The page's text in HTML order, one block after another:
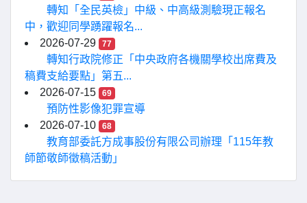
轉知「全民英檢」中級、中高級測驗現正報名
中，歡迎同學踴躍報名...
2026-07-29
77
轉知行政院修正「中央政府各機關學校出席費及
稿費支給要點」第五...
2026-07-15
69
預防性影像犯罪宣導
2026-07-10
68
教育部委託方成事股份有限公司辦理「115年教
師節敬師徵稿活動」